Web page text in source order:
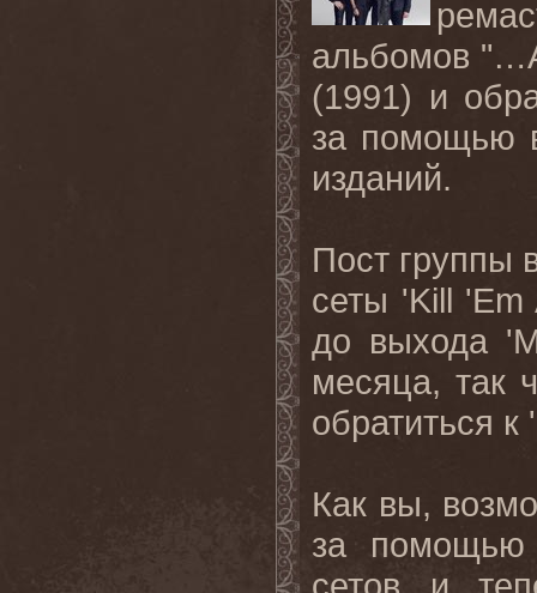
альбомов "…
(1991) и
за помощью
изданий.
Пост группы
сеты 'Kill
до выхода
месяца,так
обратиться к
Как вы,
за помощью